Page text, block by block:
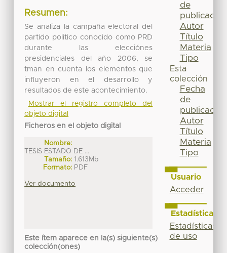
Resumen:
Se analiza la campaña electoral del
partido politico conocido como PRD
durante las elecciónes
presidenciales del año 2006, se
tman en cuenta los elementos que
influyeron en el desarrollo y
resultados de este acontecimiento.
Mostrar el registro completo del
objeto digital
Ficheros en el objeto digital
Nombre:
TESIS ESTADO DE ...
Tamaño: 1.613Mb
Formato: PDF
Ver documento
Este ítem aparece en la(s) siguiente(s)
colección(ones)
de
publicación
Autor
Título
Materia
Tipo
Esta
colección
Fecha
de
publicación
Autor
Título
Materia
Tipo
Usuario
Acceder
Estadísticas
Estadísticas
de uso